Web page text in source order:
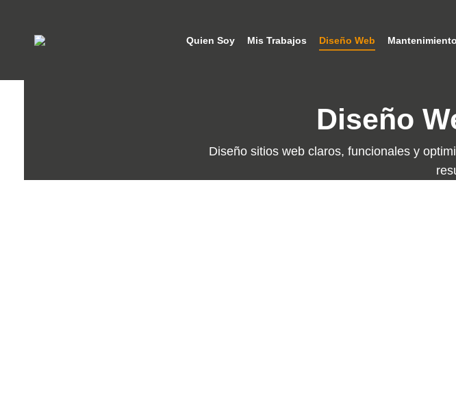
Quien Soy Mis Trabajos Diseño Web Mantenimiento
Diseño
Diseño sitios web claros, funcionales y